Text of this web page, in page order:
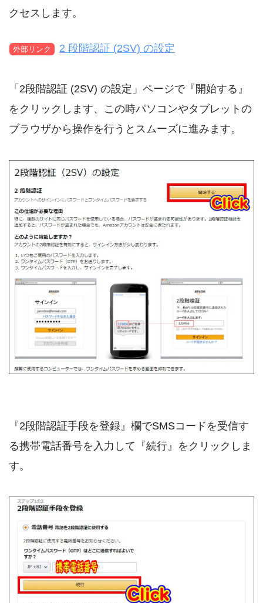
クセスします。
外部リンク 2 段階認証 (2SV) の設定
「2段階認証 (2SV) の設定」ページで『開始する』
をクリックします、この時パソコンやタブレットの
ブラウザから操作を行うとスムーズに進みます。
『2段階認証手段を登録』欄でSMSコードを受信す
る携帯電話番号を入力して『続行』をクリックしま
す。